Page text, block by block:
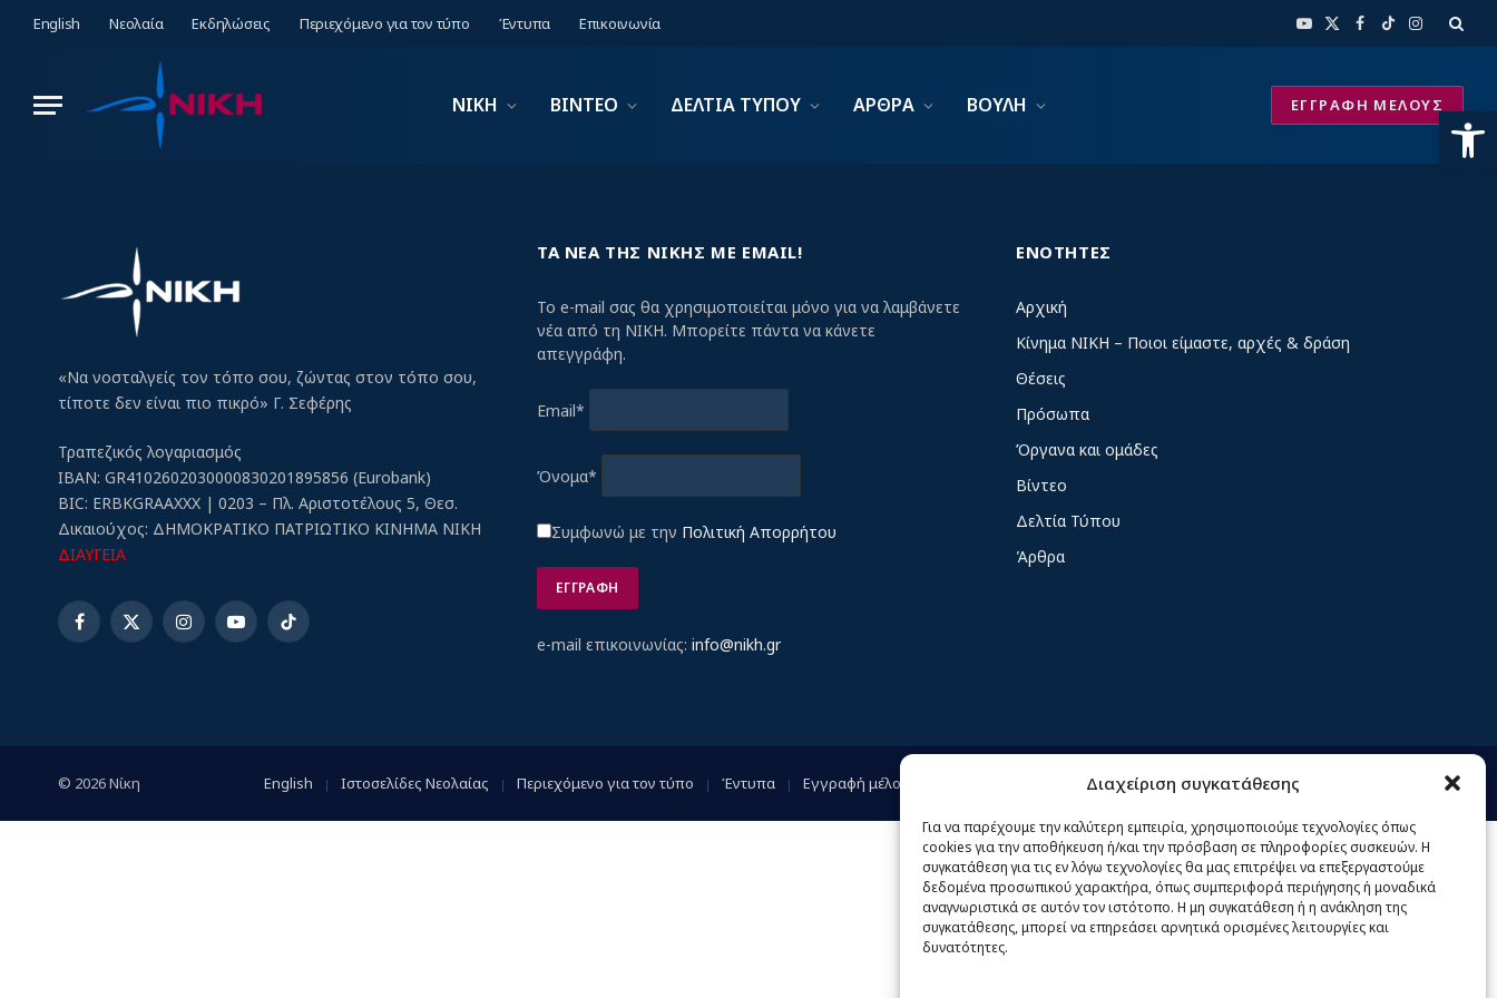
Διαχείριση συγκατάθεσης
Για να παρέχουμε την καλύτερη εμπειρία, χρησιμοποιούμε τεχνολογίες όπως
cookies για την αποθήκευση ή/και την πρόσβαση σε πληροφορίες συσκευών. Η
συγκατάθεση για τις εν λόγω τεχνολογίες θα μας επιτρέψει να επεξεργαστούμε
δεδομένα προσωπικού χαρακτήρα, όπως συμπεριφορά περιήγησης ή μοναδικά
αναγνωριστικά σε αυτόν τον ιστότοπο. Η μη συγκατάθεση ή η ανάκληση της
συγκατάθεσης, μπορεί να επηρεάσει αρνητικά ορισμένες λειτουργίες και
δυνατότητες.
English Νεολαία Εκδηλώσεις Περιεχόμενο για τον τύπο Έντυπα Επικοινωνία YouTube
X
Facebook
TikTokInstagram
ΝΙΚΗ ΒΙΝΤΕΟ ΔΕΛΤΙΑ ΤΥΠΟΥ ΑΡΘΡΑ ΒΟΥΛΗ ΕΓΓΡΑΦΗ ΜΕΛΟΥΣ
«Να νοσταλγείς τον τόπο σου, ζώντας στον τόπο σου,
τίποτε δεν είναι πιο πικρό» Γ. Σεφέρης
Τραπεζικός λογαριασμός
IBAN: GR4102602030000830201895856 (Eurobank)
BIC: ERBKGRAAXXX | 0203 – Πλ. Αριστοτέλους 5, Θεσ.
Δικαιούχος: ΔΗΜΟΚΡΑΤΙΚΟ ΠΑΤΡΙΩΤΙΚΟ ΚΙΝΗΜΑ ΝΙΚΗ
ΔΙΑΥΓΕΙΑ
Facebook
X
InstagramYouTubeTikTok
ΤΑ ΝΕΑ ΤΗΣ ΝΙΚΗΣ ΜΕ EMAIL!
Το e-mail σας θα χρησιμοποιείται μόνο για να λαμβάνετε
νέα από τη ΝΙΚΗ. Μπορείτε πάντα να κάνετε
απεγγράφη.
Email*
Όνομα*
Συμφωνώ με την Πολιτική Απορρήτου
e-mail επικοινωνίας: info@nikh.gr
ΕΝΟΤΗΤΕΣ
Αρχική
Κίνημα ΝΙΚΗ – Ποιοι είμαστε, αρχές & δράση
Θέσεις
Πρόσωπα
Όργανα και ομάδες
Βίντεο
Δελτία Τύπου
Άρθρα
© 2026 Νίκη English Ιστοσελίδες Νεολαίας Περιεχόμενο για τον τύπο Έντυπα Εγγραφή μέλους Πολιτική απορρήτου Επικοινωνία